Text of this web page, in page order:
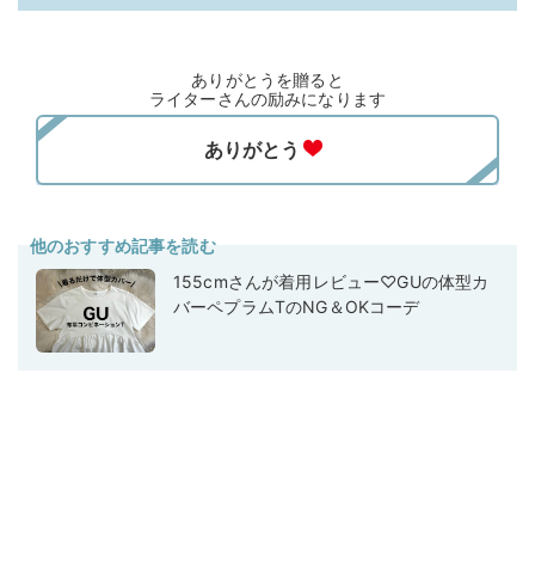
ありがとうを贈ると
ライターさんの励みになります
他のおすすめ記事を読む
155cmさんが着用レビュー♡GUの体型カ
バーペプラムTのNG＆OKコーデ